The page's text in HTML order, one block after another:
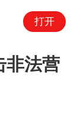
打开
非法营